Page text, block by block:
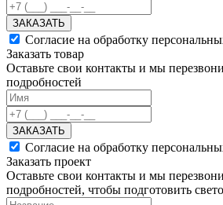
ЗАКАЗАТЬ
Согласие на обработку
Заказать товар
Оставьте свои контакты и мы
подробностей
ЗАКАЗАТЬ
Согласие на обработку
Заказать проект
Оставьте свои контакты и мы
подробностей, чтобы подготовить